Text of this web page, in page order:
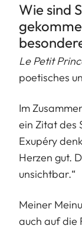
Wie sind
Le Petit
poetisches
Im
ein Zitat des
Exupéry
Herzen gut.
unsichtbar.“
Meiner
auch auf die